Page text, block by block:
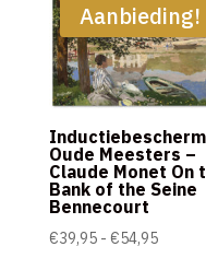
€54,95
Aanbieding!
Oude Meesters –
Claude Monet On
Bank of the Seine
Bennecourt
€39,95 - €54,95